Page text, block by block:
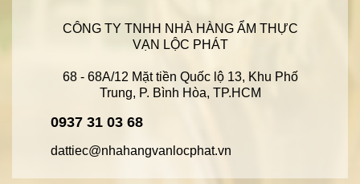
CÔNG TY TNHH NHÀ HÀNG ẨM THỰC
VẠN LỘC PHÁT
68 - 68A/12 Mặt tiền Quốc lộ 13, Khu Phố
Trung, P. Bình Hòa, TP.HCM
0937 31 03 68
dattiec@nhahangvanlocphat.vn